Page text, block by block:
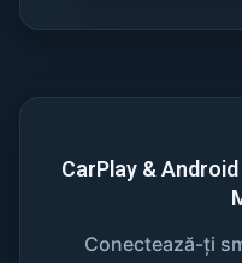
CarPlay &
Conectează-ți